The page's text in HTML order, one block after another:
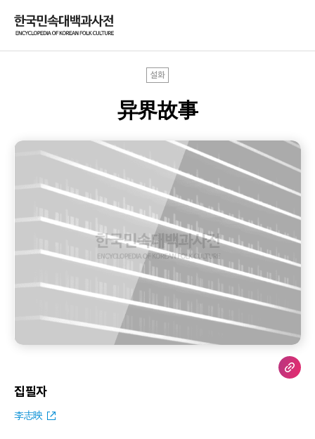
설화
异界故事
집필자
李志映